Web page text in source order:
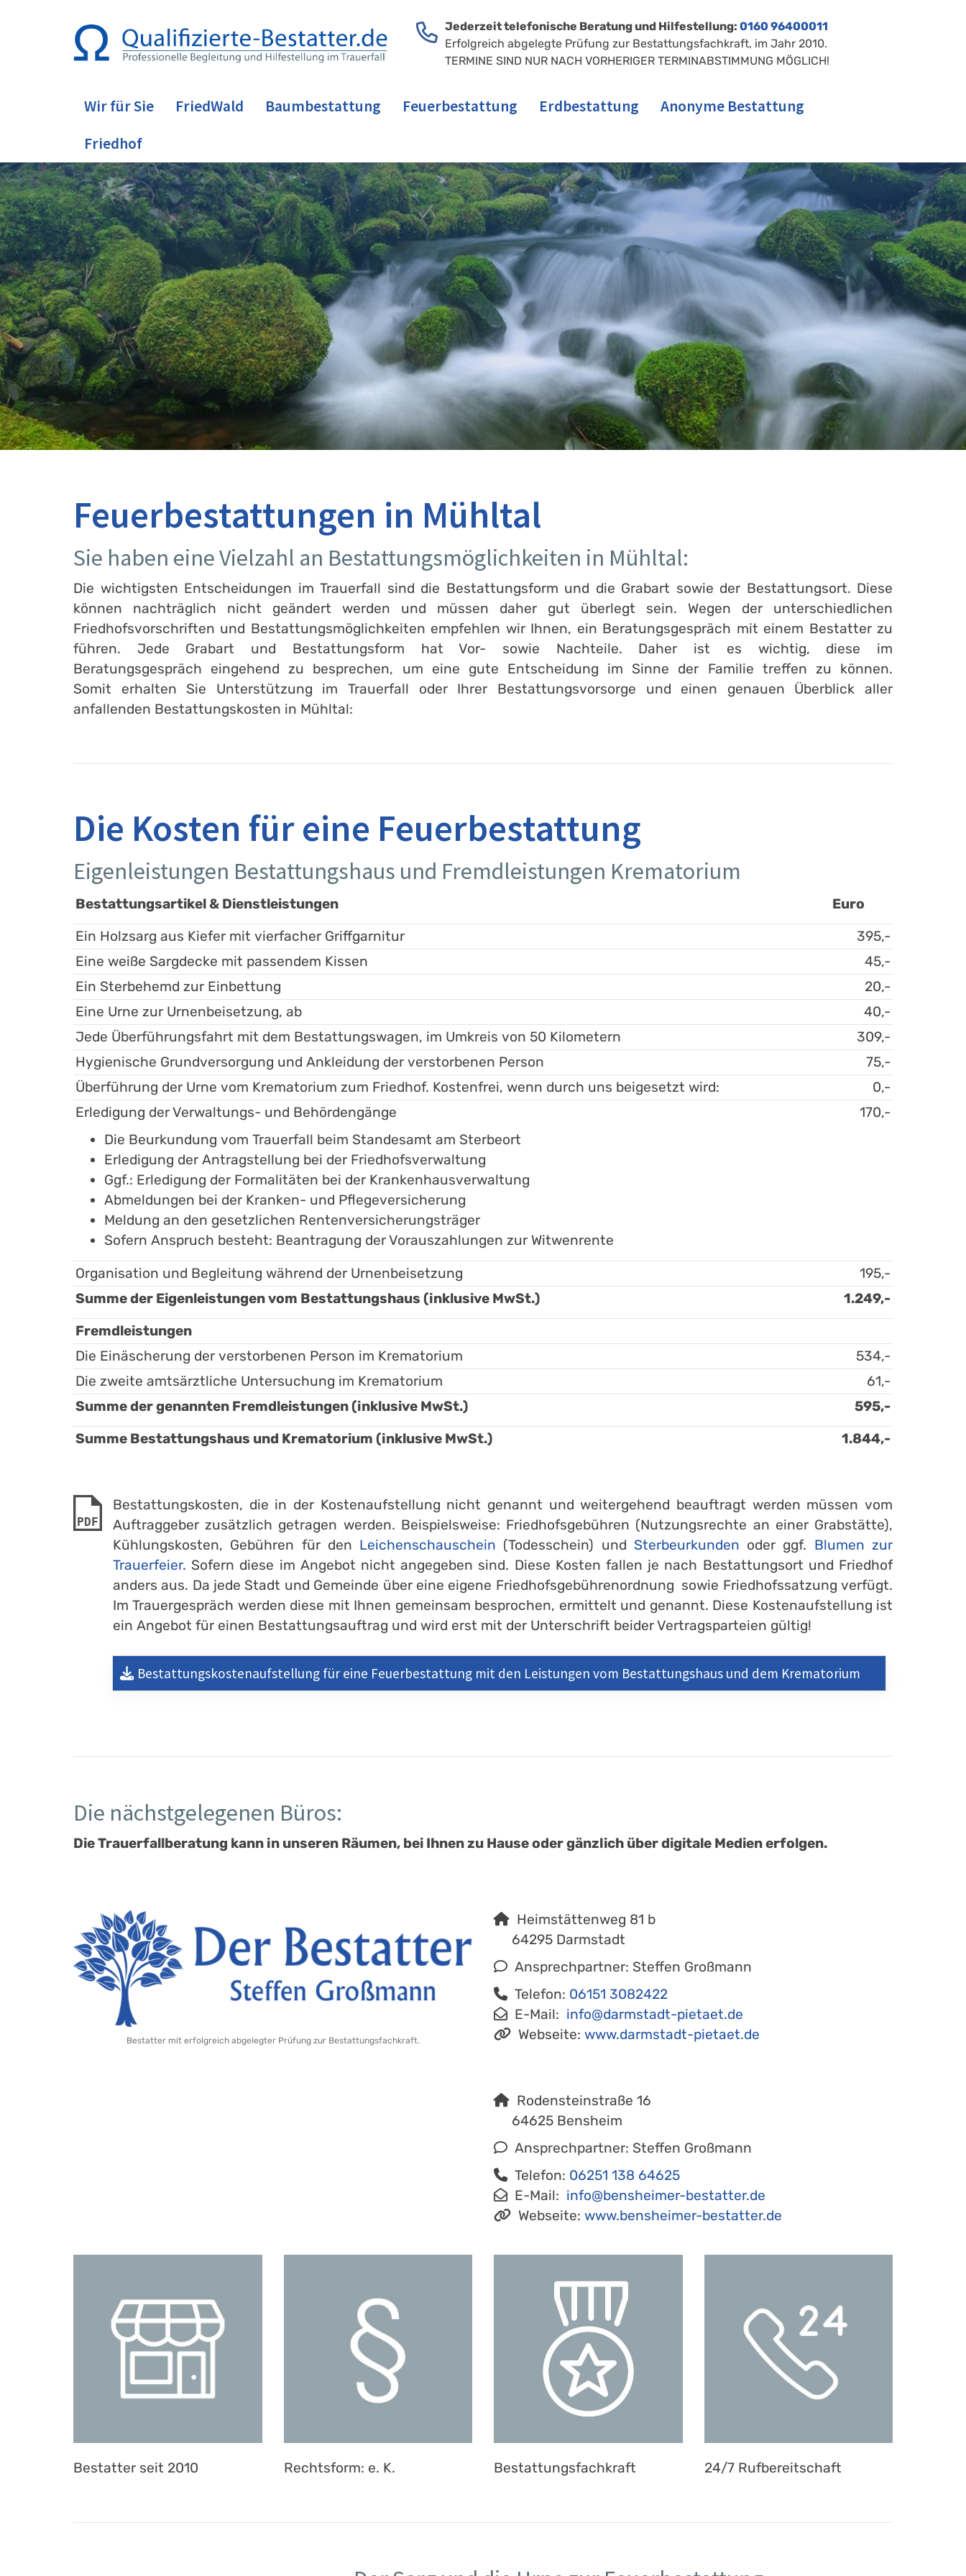
Jederzeit telefonische Beratung und Hilfestellung: 0160 96400011
Erfolgreich abgelegte Prüfung zur Bestattungsfachkraft, im Jahr 2010.
TERMINE SIND NUR NACH VORHERIGER TERMINABSTIMMUNG MÖGLICH!
Wir für Sie FriedWald Baumbestattung Feuerbestattung Erdbestattung
Anonyme Bestattung
Friedhof
Feuerbestattungen in Mühltal
Sie haben eine Vielzahl an Bestattungsmöglichkeiten in Mühltal:
Die wichtigsten Entscheidungen im Trauerfall sind die Bestattungsform und die Grabart sowie der Bestattungsort. Diese
können nachträglich nicht geändert werden und müssen daher gut überlegt sein. Wegen der unterschiedlichen
Friedhofsvorschriften und Bestattungsmöglichkeiten empfehlen wir Ihnen, ein Beratungsgespräch mit einem Bestatter zu
führen. Jede Grabart und Bestattungsform hat Vor- sowie Nachteile. Daher ist es wichtig, diese im
Beratungsgespräch eingehend zu besprechen, um eine gute Entscheidung im Sinne der Familie treffen zu können.
Somit erhalten Sie Unterstützung im Trauerfall oder Ihrer Bestattungsvorsorge und einen genauen Überblick aller
anfallenden Bestattungskosten in Mühltal:
Die Kosten für eine Feuerbestattung
Eigenleistungen Bestattungshaus und Fremdleistungen Krematorium
Bestattungsartikel & Dienstleistungen
Euro
Ein Holzsarg aus Kiefer mit vierfacher Griffgarnitur
395,-
Eine weiße Sargdecke mit passendem Kissen
45,-
Ein Sterbehemd zur Einbettung
20,-
Eine Urne zur Urnenbeisetzung, ab
40,-
Jede Überführungsfahrt mit dem Bestattungswagen, im Umkreis von 50 Kilometern
309,-
Hygienische Grundversorgung und Ankleidung der verstorbenen Person
75,-
Überführung der Urne vom Krematorium zum Friedhof. Kostenfrei, wenn durch uns beigesetzt wird:
0,-
Erledigung der Verwaltungs- und Behördengänge
Die Beurkundung vom Trauerfall beim Standesamt am Sterbeort
Erledigung der Antragstellung bei der Friedhofsverwaltung
Ggf.: Erledigung der Formalitäten bei der Krankenhausverwaltung
Abmeldungen bei der Kranken- und Pflegeversicherung
Meldung an den gesetzlichen Rentenversicherungsträger
Sofern Anspruch besteht: Beantragung der Vorauszahlungen zur Witwenrente
170,-
Organisation und Begleitung während der Urnenbeisetzung
195,-
Summe der Eigenleistungen vom Bestattungshaus (inklusive MwSt.)
1.249,-
Fremdleistungen
Die Einäscherung der verstorbenen Person im Krematorium
534,-
Die zweite amtsärztliche Untersuchung im Krematorium
61,-
Summe der genannten Fremdleistungen (inklusive MwSt.)
595,-
Summe Bestattungshaus und Krematorium (inklusive MwSt.)
1.844,-
PDF
Bestattungskosten, die in der Kostenaufstellung nicht genannt und weitergehend beauftragt werden müssen vom
Auftraggeber zusätzlich getragen werden. Beispielsweise: Friedhofsgebühren (Nutzungsrechte an einer Grabstätte),
Kühlungskosten, Gebühren für den Leichenschauschein (Todesschein) und Sterbeurkunden oder ggf. Blumen zur
Trauerfeier. Sofern diese im Angebot nicht angegeben sind. Diese Kosten fallen je nach Bestattungsort und Friedhof
anders aus. Da jede Stadt und Gemeinde über eine eigene Friedhofsgebührenordnung sowie Friedhofssatzung verfügt.
Im Trauergespräch werden diese mit Ihnen gemeinsam besprochen, ermittelt und genannt. Diese Kostenaufstellung ist
ein Angebot für einen Bestattungsauftrag und wird erst mit der Unterschrift beider Vertragsparteien gültig!
Bestattungskostenaufstellung für eine Feuerbestattung mit den Leistungen vom Bestattungshaus und dem Krematorium
Die nächstgelegenen Büros:
Die Trauerfallberatung kann in unseren Räumen, bei Ihnen zu Hause oder gänzlich über digitale Medien erfolgen.
Bestatter mit erfolgreich abgelegter Prüfung zur Bestattungsfachkraft.
Heimstättenweg 81 b
64295 Darmstadt
Ansprechpartner: Steffen Großmann
Telefon: 06151 3082422
E-Mail: info@darmstadt-pietaet.de
Webseite: www.darmstadt-pietaet.de
Rodensteinstraße 16
64625 Bensheim
Ansprechpartner: Steffen Großmann
Telefon: 06251 138 64625
E-Mail: info@bensheimer-bestatter.de
Webseite: www.bensheimer-bestatter.de
Bestatter seit 2010 Rechtsform: e. K. Bestattungsfachkraft 24/7 Rufbereitschaft